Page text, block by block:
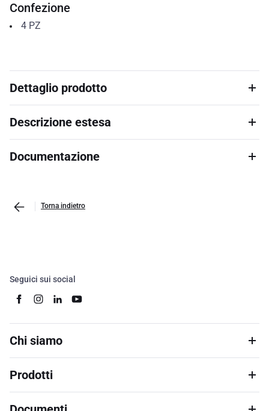
Confezione
4 PZ
Dettaglio prodotto
Descrizione estesa
Documentazione
Torna indietro
Seguici sui social
Chi siamo
Prodotti